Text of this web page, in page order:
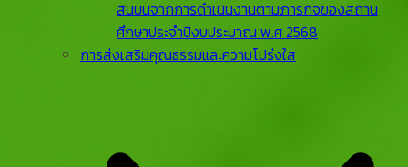
สินบนจากการดําเนินงานตามภารกิจของสถาน
ศึกษาประจําปีงบประมาณ พ.ศ 2568
การส่งเสริมคุณธรรมและความโปร่งใส